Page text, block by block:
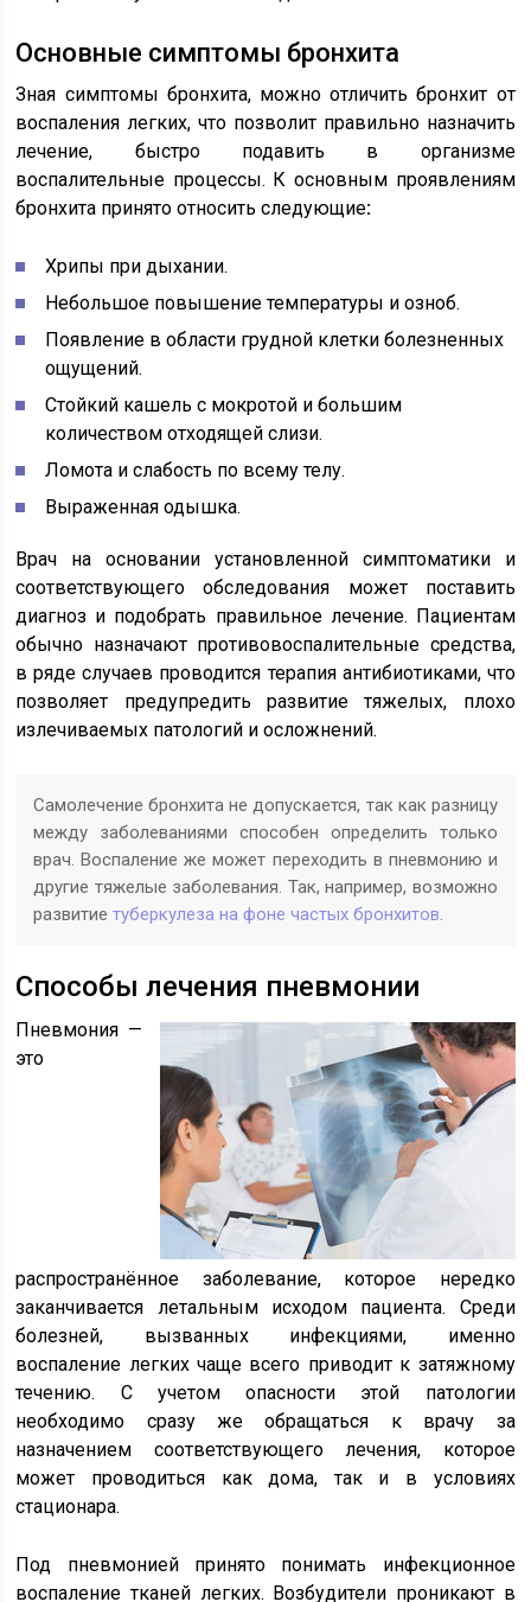
Основные симптомы бронхита
Зная симптомы бронхита, можно отличить бронхит от
воспаления легких, что позволит правильно назначить
лечение, быстро подавить в организме
воспалительные процессы. К основным проявлениям
бронхита принято относить следующие:
Хрипы при дыхании.
Небольшое повышение температуры и озноб.
Появление в области грудной клетки болезненных
ощущений.
Стойкий кашель с мокротой и большим
количеством отходящей слизи.
Ломота и слабость по всему телу.
Выраженная одышка.
Врач на основании установленной симптоматики и
соответствующего обследования может поставить
диагноз и подобрать правильное лечение. Пациентам
обычно назначают противовоспалительные средства,
в ряде случаев проводится терапия антибиотиками, что
позволяет предупредить развитие тяжелых, плохо
излечиваемых патологий и осложнений.
Самолечение бронхита не допускается, так как разницу
между заболеваниями способен определить только
врач. Воспаление же может переходить в пневмонию и
другие тяжелые заболевания. Так, например, возможно
развитиетуберкулеза на фоне частых бронхитов.
Способы лечения пневмонии
Пневмония —
это
распространённое заболевание, которое нередко
заканчивается летальным исходом пациента. Среди
болезней, вызванных инфекциями, именно
воспаление легких чаще всего приводит к затяжному
течению. С учетом опасности этой патологии
необходимо сразу же обращаться к врачу за
назначением соответствующего лечения, которое
может проводиться как дома, так и в условиях
стационара.
Под пневмонией принято понимать инфекционное
воспаление тканей легких. Возбудители проникают в